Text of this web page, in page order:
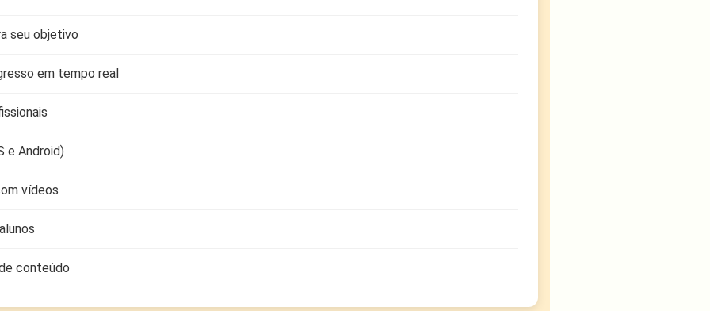
seu objetivo
em tempo real
e Android)
vídeos
conteúdo